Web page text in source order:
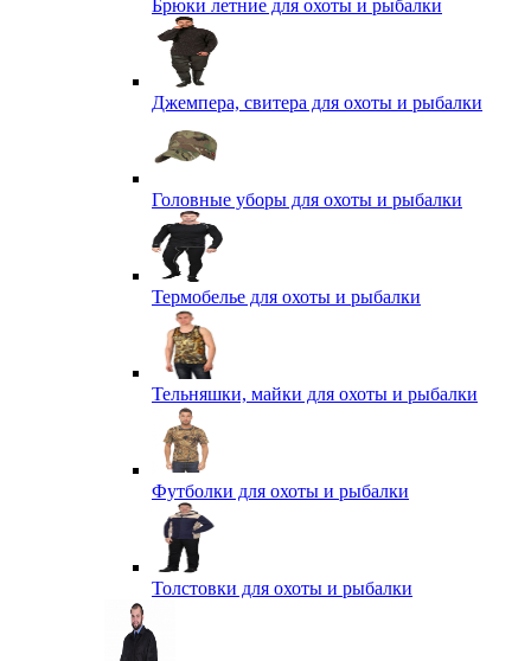
Брюки летние для охоты и рыбалки
Джемпера, свитера для охоты и рыбалки
Головные уборы для охоты и рыбалки
Термобелье для охоты и рыбалки
Тельняшки, майки для охоты и рыбалки
Футболки для охоты и рыбалки
Толстовки для охоты и рыбалки